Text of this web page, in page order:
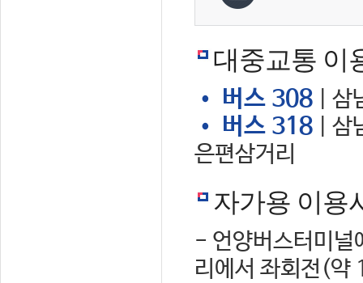
대중교통 이
• 버스 308 | 삼
• 버스 318 | 삼
은편삼거리
자가용 이용
- 언양버스터미널
리에서 좌회전(약